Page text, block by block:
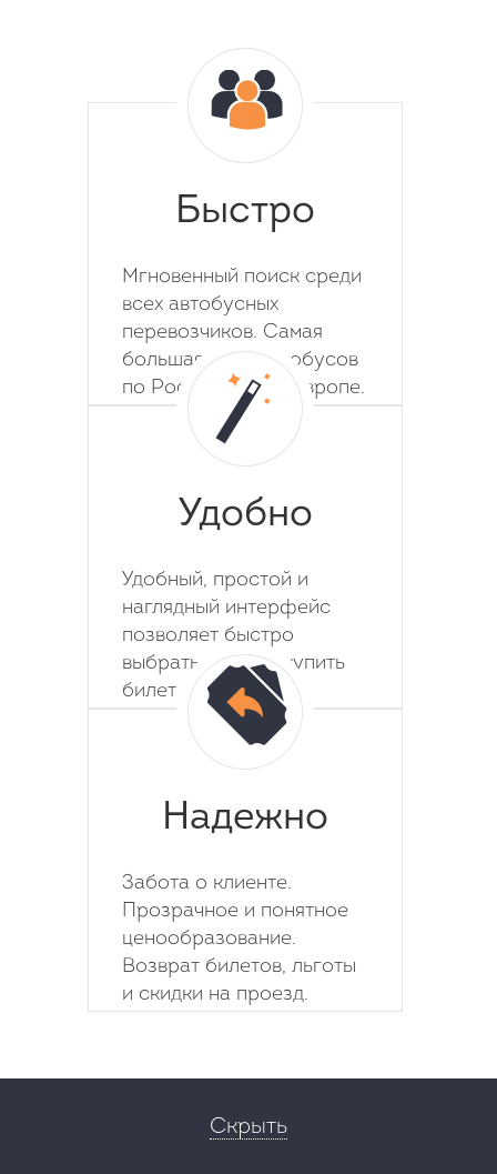
Быстро
Мгновенный поиск среди
всех автобусных
перевозчиков. Самая
большая база автобусов
по России, СНГ и Европе.
Удобно
Удобный, простой и
наглядный интерфейс
позволяет быстро
выбрать место и купить
билет на автобус.
Надежно
Забота о клиенте.
Прозрачное и понятное
ценообразование.
Возврат билетов, льготы
и скидки на проезд.
Скрыть